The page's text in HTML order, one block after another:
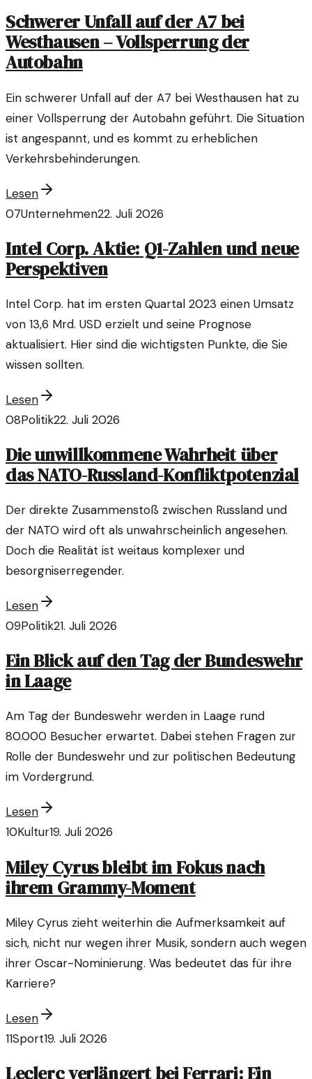
Schwerer Unfall auf der A7 bei
Westhausen – Vollsperrung der
Autobahn
Ein schwerer Unfall auf der A7 bei Westhausen hat zu
einer Vollsperrung der Autobahn geführt. Die Situation
ist angespannt, und es kommt zu erheblichen
Verkehrsbehinderungen.
Lesen
07Unternehmen22. Juli 2026
Intel Corp. Aktie: Q1-Zahlen und neue
Perspektiven
Intel Corp. hat im ersten Quartal 2023 einen Umsatz
von 13,6 Mrd. USD erzielt und seine Prognose
aktualisiert. Hier sind die wichtigsten Punkte, die Sie
wissen sollten.
Lesen
08Politik22. Juli 2026
Die unwillkommene Wahrheit über
das NATO-Russland-Konfliktpotenzial
Der direkte Zusammenstoß zwischen Russland und
der NATO wird oft als unwahrscheinlich angesehen.
Doch die Realität ist weitaus komplexer und
besorgniserregender.
Lesen
09Politik21. Juli 2026
Ein Blick auf den Tag der Bundeswehr
in Laage
Am Tag der Bundeswehr werden in Laage rund
80.000 Besucher erwartet. Dabei stehen Fragen zur
Rolle der Bundeswehr und zur politischen Bedeutung
im Vordergrund.
Lesen
10Kultur19. Juli 2026
Miley Cyrus bleibt im Fokus nach
ihrem Grammy-Moment
Miley Cyrus zieht weiterhin die Aufmerksamkeit auf
sich, nicht nur wegen ihrer Musik, sondern auch wegen
ihrer Oscar-Nominierung. Was bedeutet das für ihre
Karriere?
Lesen
11Sport19. Juli 2026
Leclerc verlängert bei Ferrari: Ein